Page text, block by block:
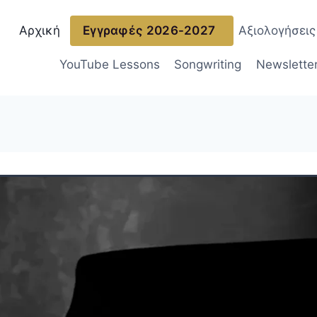
Αρχική Εγγραφές 2026-2027
YouTube Lessons Songwriting